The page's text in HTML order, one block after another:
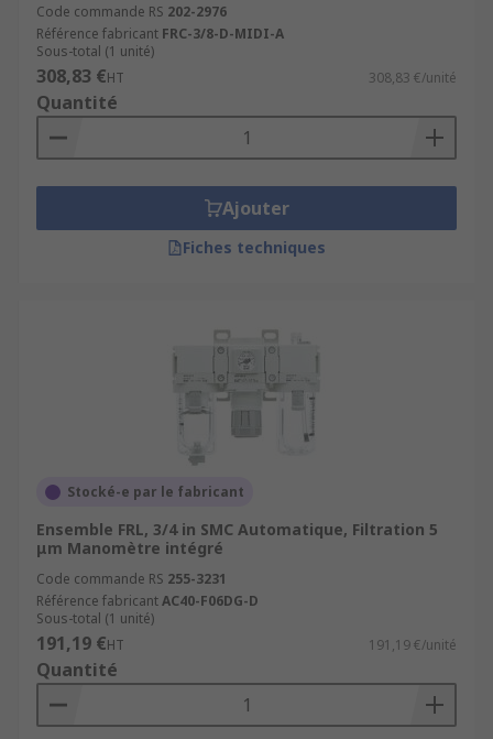
Régulateurs de pression
Lubrificateurs pneumatiques
Code commande RS 202-2976
Référence fabricant FRC-3/8-D-MIDI-A
Sous-total (1 unité)
308,83 €HT 308,83 €/unité
Quantité
Ajouter
Fiches techniques
Stocké-e par le fabricant
Ensemble FRL, 3/4 in SMC Automatique, Filtration 5
μm Manomètre intégré
Code commande RS 255-3231
Référence fabricantAC40-F06DG-D
Sous-total (1 unité)
191,19 €HT 191,19 €/unité
Quantité